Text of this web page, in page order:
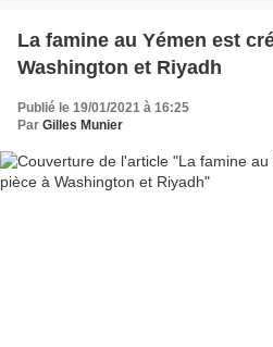
La famine au Yémen est
Washington et Riyadh
Publié le 19/01/2021 à 16:25
Par Gilles Munier